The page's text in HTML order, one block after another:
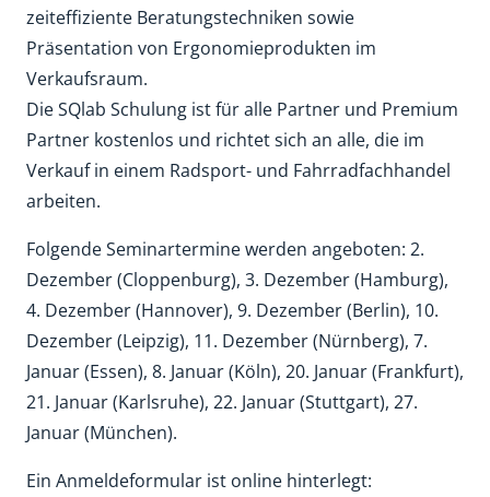
zeiteffiziente Beratungstechniken sowie
Präsentation von Ergonomieprodukten im
Verkaufsraum.
Die SQlab Schulung ist für alle Partner und Premium
Partner kostenlos und richtet sich an alle, die im
Verkauf in einem Radsport- und Fahrradfachhandel
arbeiten.
Folgende Seminartermine werden angeboten: 2.
Dezember (Cloppenburg), 3. Dezember (Hamburg),
4. Dezember (Hannover), 9. Dezember (Berlin), 10.
Dezember (Leipzig), 11. Dezember (Nürnberg), 7.
Januar (Essen), 8. Januar (Köln), 20. Januar (Frankfurt),
21. Januar (Karlsruhe), 22. Januar (Stuttgart), 27.
Januar (München).
Ein Anmeldeformular ist online hinterlegt: